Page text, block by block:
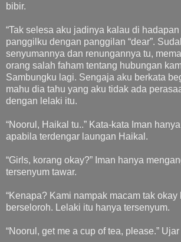
bibir.
“Tak selesa aku jadinya kalau di
panggilku dengan panggilan “dear”.
senyumannya dan renungannya tu,
orang salah faham tentang hubungan
Sambungku lagi. Sengaja aku berkata
mahu dia tahu yang aku tidak ada
dengan lelaki itu.
“Noorul, Haikal tu..” Kata-kata Iman
apabila terdengar laungan Haikal.
“Girls, korang okay?” Iman hanya
tersenyum tawar.
“Kenapa? Kami nampak macam tak okay
berseloroh. Lelaki itu hanya tersenyum.
“Noorul, get me a cup of tea, please.” Ujar